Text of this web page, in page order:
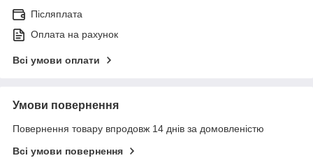
Післяплата
Оплата на рахунок
Всі умови оплати
Умови повернення
Повернення товару впродовж 14 днів за домовленістю
Всі умови повернення